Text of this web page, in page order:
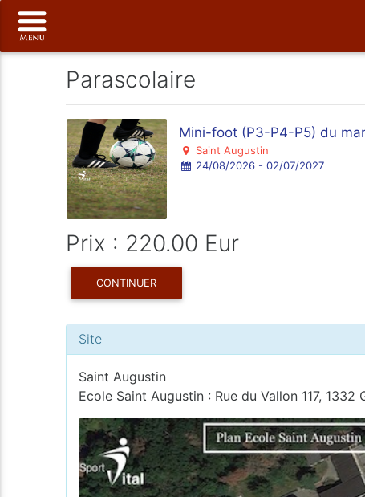
Parascolaire
Mini-foot (P3-P4-P5) du
Saint Augustin
24/08/2026 - 02/07/2027
Prix : 220.00 Eur
CONTINUER
Site
Saint Augustin
Ecole Saint Augustin : Rue du Vallon 117, 1332